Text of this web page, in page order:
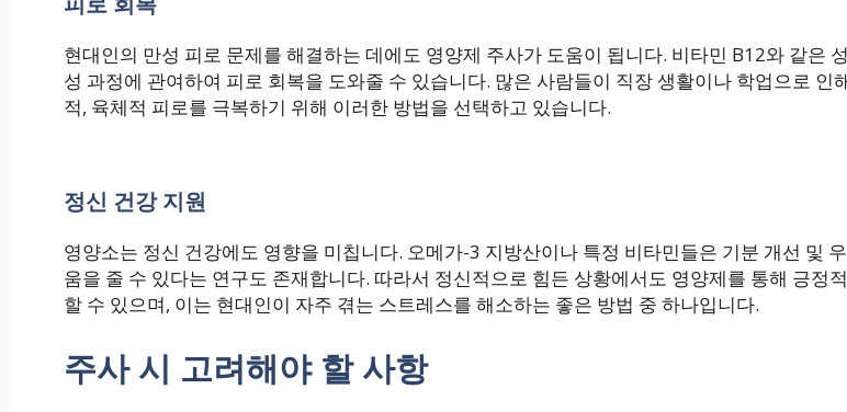
현대인의 만성 피로 문제를 해결하는 데에도 영양제 주사가 도움이 됩니다. 비타민 B12와 같은
성 과정에 관여하여 피로 회복을 도와줄 수 있습니다. 많은 사람들이 직장 생활이나 학업으로 인
적, 육체적 피로를 극복하기 위해 이러한 방법을 선택하고 있습니다.
정신 건강 지원
영양소는 정신 건강에도 영향을 미칩니다. 오메가-3 지방산이나 특정 비타민들은 기분 개선 및
움을 줄 수 있다는 연구도 존재합니다. 따라서 정신적으로 힘든 상황에서도 영양제를 통해 긍정
할 수 있으며, 이는 현대인이 자주 겪는 스트레스를 해소하는 좋은 방법 중 하나입니다.
주사 시 고려해야 할 사항